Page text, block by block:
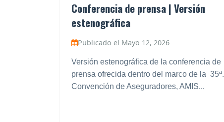
Conferencia de prensa | Versión
estenográfica
Publicado el Mayo 12, 2026
Versión estenográfica de la conferencia de
prensa ofrecida dentro del marco de la 35ª.
Convención de Aseguradores, AMIS...